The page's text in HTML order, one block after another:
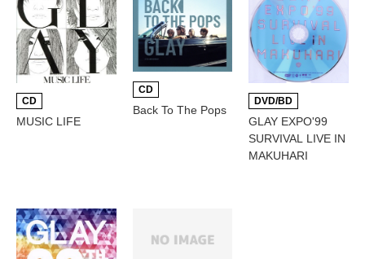
CD
MUSIC LIFE
CD
Back To The Pops
DVD/BD
GLAY EXPO'99
SURVIVAL LIVE IN
MAKUHARI